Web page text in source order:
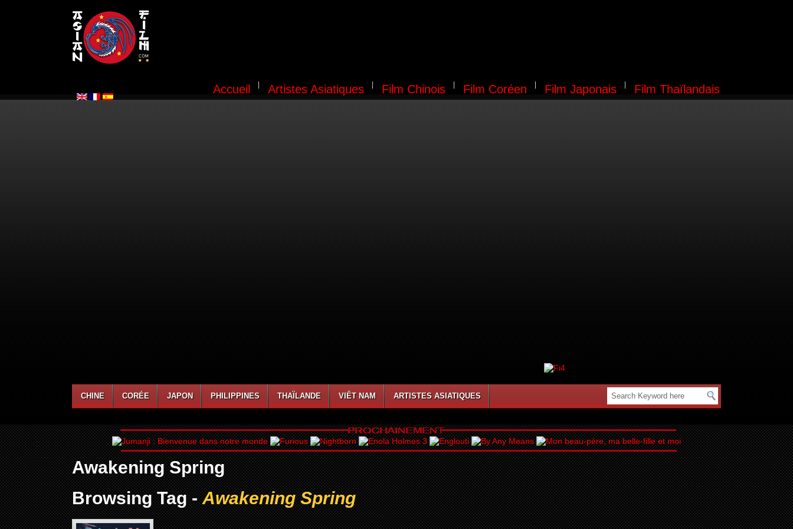
Accueil Artistes Asiatiques Film Chinois Film Coréen Film Japonais Film Thaïlandais
CHINE CORÉE JAPON PHILIPPINES THAÏLANDE VIÊT NAM ARTISTES ASIATIQUES
Awakening Spring
Browsing Tag -Awakening Spring